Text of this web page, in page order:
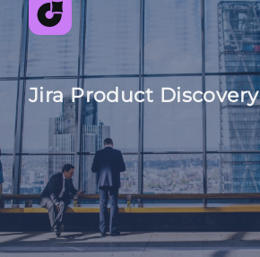
Jira Product Discovery